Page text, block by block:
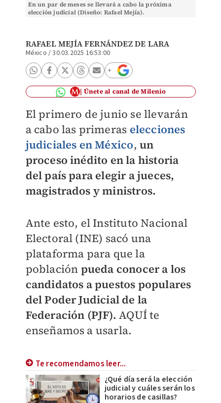
En un par de meses se llevará a cabo la próxima
elección judicial (Diseño: Rafael Mejía).
RAFAEL MEJÍA FERNÁNDEZ DE LARA
México /30.03.2025 16:53:00
Únete al canal de Milenio
El primero de junio se llevarán
a cabo las primeras elecciones
judiciales en México, un
proceso inédito en la historia
del país para elegir a jueces,
magistrados y ministros.
Ante esto, el Instituto Nacional
Electoral (INE) sacó una
plataforma para que la
población pueda conocer a los
candidatos a puestos populares
del Poder Judicial de la
Federación (PJF).AQUÍ te
enseñamos a usarla.
Te recomendamos leer...
¿Qué día será la elección
judicial y cuáles serán los
horarios de casillas?